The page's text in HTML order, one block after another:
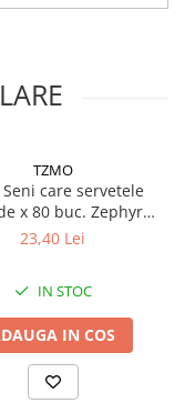
TZMO
Seni care servetele
x 80 buc. Zephyr
Labs
23,40 Lei
IN STOC
IN COS